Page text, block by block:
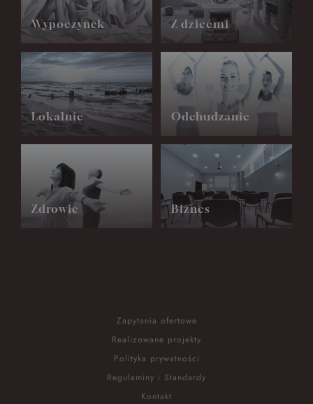
Wypoczynek Z dziećmi
Lokalnie Odchudzanie
Zdrowie Biznes
Zapytania ofertowe
Realizowane projekty
Polityka prywatności
Regulaminy i Standardy
Kontakt